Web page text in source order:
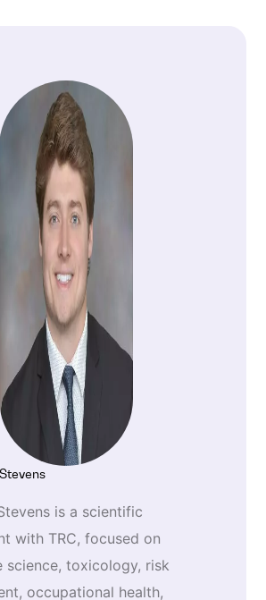
is a scientific
with TRC, focused on
science, toxicology, risk
occupational health,